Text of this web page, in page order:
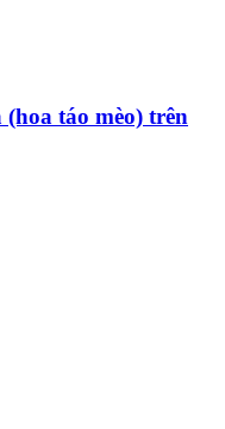
táo mèo) trên